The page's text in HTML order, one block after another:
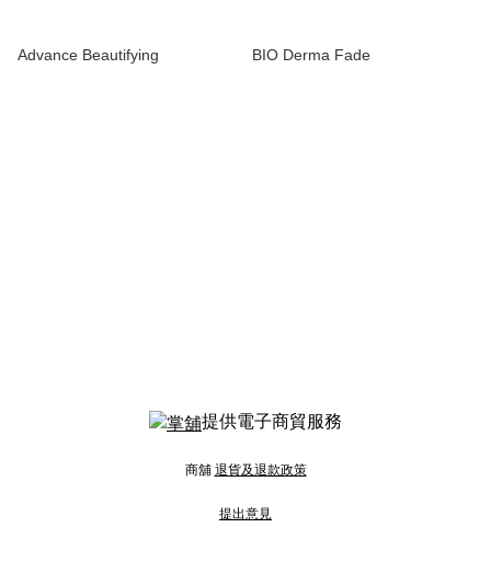
Advance Beautifying BIO Derma Fade
提供電子商貿服務
商舖 退貨及退款政策
提出意見